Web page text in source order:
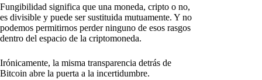
Fungibilidad significa que una moneda, cripto o no,
es divisible y puede ser sustituida mutuamente. Y no
podemos permitirnos perder ninguno de esos rasgos
dentro del espacio de la criptomoneda.
Irónicamente, la misma transparencia detrás de
Bitcoin abre la puerta a la incertidumbre.